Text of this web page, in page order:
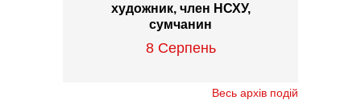
художник, член НСХУ,
сумчанин
8 Серпень
Весь архів подій